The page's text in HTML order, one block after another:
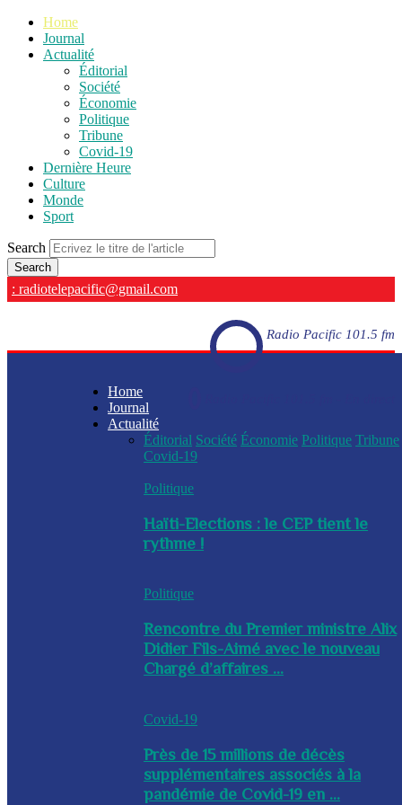
Home
Journal
Actualité
Éditorial
Société
Économie
Politique
Tribune
Covid-19
Dernière Heure
Culture
Monde
Sport
Search
: radiotelepacific@gmail.com
Radio Pacific 101.5 fm
Home
Journal
Actualité
Éditorial Société Économie Politique Tribune
Covid-19
Politique
Haïti-Elections : le CEP tient le
rythme !
Politique
Rencontre du Premier ministre Alix
Didier Fils-Aimé avec le nouveau
Chargé d’affaires ...
Covid-19
Près de 15 millions de décès
supplémentaires associés à la
pandémie de Covid-19 en ...